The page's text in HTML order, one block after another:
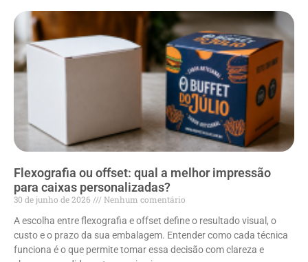
Flexografia ou offset: qual a melhor impressão
para caixas personalizadas?
30 de junho de 2026
Nenhum comentário
A escolha entre flexografia e offset define o resultado visual, o
custo e o prazo da sua embalagem. Entender como cada técnica
funciona é o que permite tomar essa decisão com clareza e